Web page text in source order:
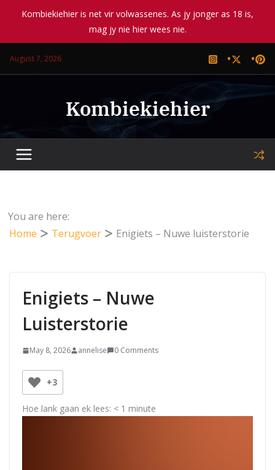
Kombiekiehier is net vir volwassenes. As jy jonger as 18 is,
mag jy nie hier wees nie.
August 7, 2026
Kombiekiehier
You are here:
Home
Terugvoer Enigiets – Nuwe luisterstorie
Enigiets – Nuwe
Luisterstorie
May 8, 2026 annelise 0 Comments
+3
Hoe lank gaan ek lees: < 1 minute